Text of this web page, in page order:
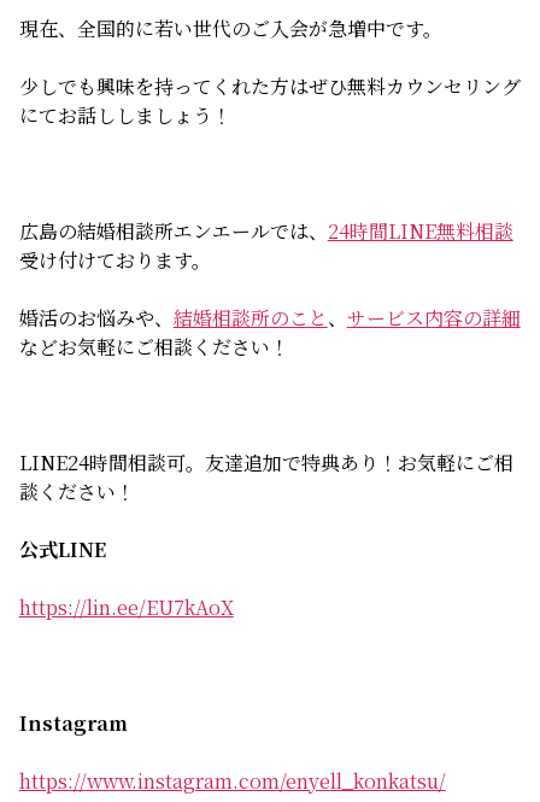
現在、全国的に若い世代のご入会が急増中です。
少しでも興味を持ってくれた方はぜひ無料カウンセリング
にてお話ししましょう！
広島の結婚相談所エンエールでは、 24時間LINE無料相談
受け付けております。
婚活のお悩みや、 結婚相談所のこと、 サービス内容の詳細
などお気軽にご相談ください！
LINE24時間相談可。友達追加で特典あり！お気軽にご相
談ください！
公式LINE
https://lin.ee/EU7kAoX
Instagram
https://www.instagram.com/enyell_konkatsu/